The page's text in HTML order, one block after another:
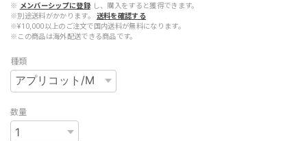
※ メンバーシップに登録 し、購入をすると獲得できます。
※別途送料がかかります。
送料を確認する
※¥10,000以上のご注文で国内送料が無料になります。
※この商品は海外配送できる商品です。
種類
数量